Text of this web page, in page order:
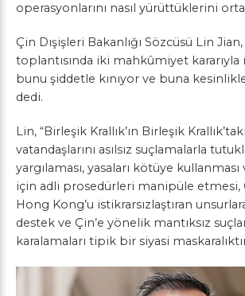
operasyonlarını nasıl yürüttüklerini
Çin Dışişleri Bakanlığı Sözcüsü Lin
toplantısında iki mahkûmiyet kararıyla
bunu şiddetle kınıyor ve buna kesinlikle
dedi.
Lin, “Birleşik Krallık’ın Birleşik
vatandaşlarını asılsız suçlamalarla
yargılaması, yasaları kötüye
için adli prosedürleri manipüle etmesi,
Hong Kong’u istikrarsızlaştıran
destek ve Çin’e yönelik mantıksız
karalamaları tipik bir siyasi